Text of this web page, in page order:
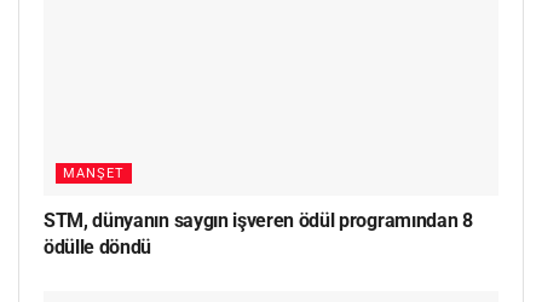
MANŞET
STM, dünyanın saygın işveren ödül programından 8
ödülle döndü